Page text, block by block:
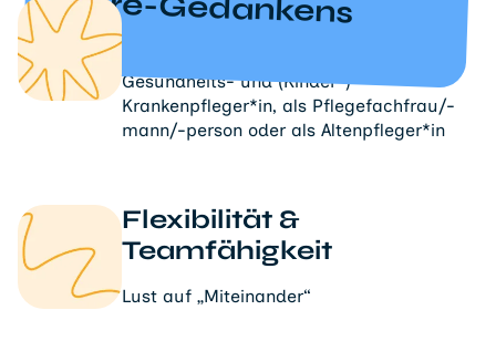
Ausbildung
Gesundheits- und (Kinder-)
Krankenpfleger*in, als Pflegefachfrau/-
mann/-person oder als Altenpfleger*in
Flexibilität &
Teamfähigkeit
Lust auf „Miteinander“